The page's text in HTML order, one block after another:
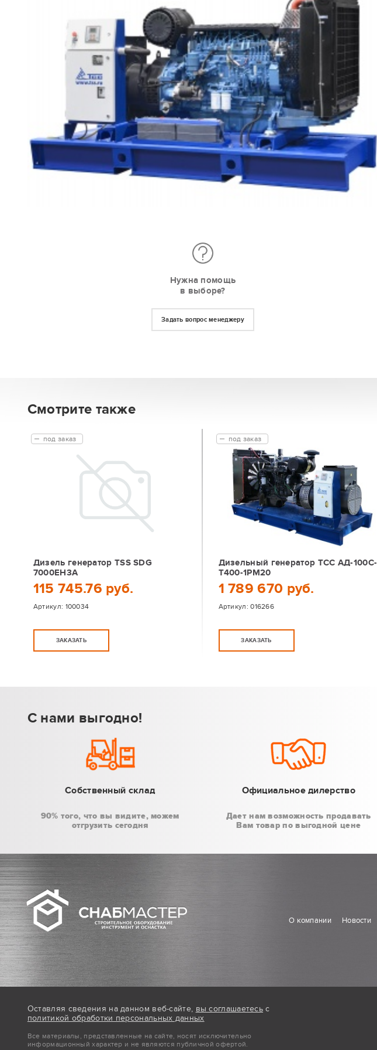
Нужна помощь
в выборе?
Задать вопрос менеджеру
Смотрите также
Дизель генератор TSS SDG
7000EH3A
115 745.76 руб.
Артикул: 100034
под заказ
ЗАКАЗАТЬ
Дизельный генератор ТСС АД-100С-
Т400-1РМ20
1 789 670 руб.
Артикул:016266
под заказ
ЗАКАЗАТЬ
С нами выгодно!
Собственный склад
90% того, что вы видите, можем
отгрузить сегодня
Официальное дилерство
Дает нам возможность продавать
Вам товар по выгодной цене
О компании Новости
Оставляя сведения на данном веб-сайте, вы соглашаетесь с
политикой обработки персональных данных
Все материалы, представленные на сайте, носят исключительно
информационный характер и не являются публичной офертой.